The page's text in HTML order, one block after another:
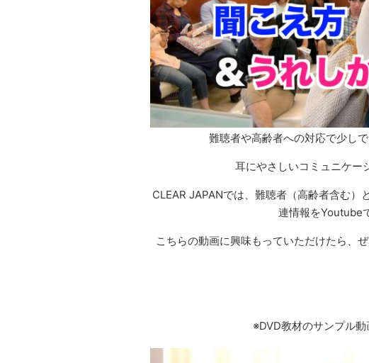
難聴者や高齢者への対応で少し
耳にやさしいコミュニケー
CLEAR JAPANでは、難聴者（高齢者含む
連情報をYoutube
こちらの動画に興味もっていただけたら、
※DVD教材のサンプル動